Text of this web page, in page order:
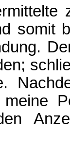
somit